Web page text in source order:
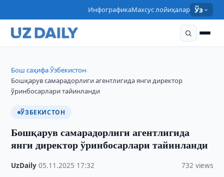
ИнфографикаМахсус лойиҳалар Ўз
Бош саҳифа›Ўзбекистон›
Бошқарув самарадорлиги агентлигида янги директор
ўринбосарлари тайинланди
ЎЗБЕКИСТОН
Бошқарув самарадорлиги агентлигида
янги директор ўринбосарлари тайинланди
UzDaily ·05.11.2025 17:32 732 views